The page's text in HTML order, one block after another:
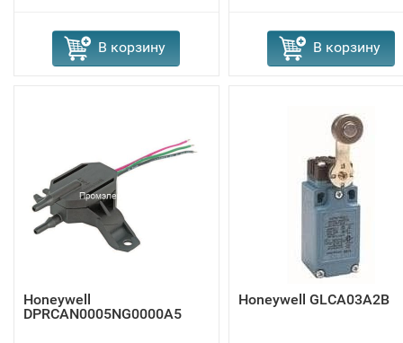
В корзину В корзину
Honeywell
DPRCAN0005NG0000A5
Honeywell GLCA03A2B